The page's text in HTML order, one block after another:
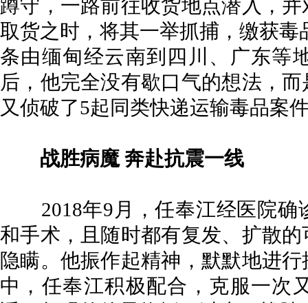
蹲守，一路前往收货地点潜入，
取货之时，将其一举抓捕，缴获
条由缅甸经云南到四川、广东等
后，他完全没有歇口气的想法，
又侦破了5起同类快递运输毒品案
战胜病魔 奔赴抗震一线
2018年9月，任奉江经医院确
和手术，且随时都有复发、扩散
隐瞒。他振作起精神，默默地进
中，任奉江积极配合，克服一次